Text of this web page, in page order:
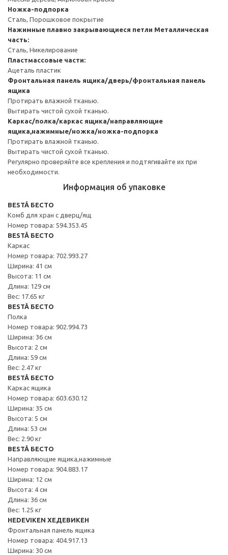
Ножка-подпорка
Сталь, Порошковое покрытие
Нажимные плавно закрывающиеся петли Металлическая
часть:
Сталь, Никелирование
Пластмассовые части:
Ацеталь пластик
Фронтальная панель ящика/дверь/фронтальная панель
ящика
Протирать влажной тканью.
Вытирать чистой сухой тканью.
Каркас/полка/каркас ящика/направляющие
ящика,нажимные/ножка/ножка-подпорка
Протирать влажной тканью.
Вытирать чистой сухой тканью.
Регулярно проверяйте все крепления и подтягивайте их при
необходимости.
Информация об упаковке
BESTÅ БЕСТО
Комб для хран с дверц/ящ
Номер товара: 594.353.45
BESTÅ БЕСТО
Каркас
Номер товара: 702.993.27
Ширина: 41 см
Высота: 11 см
Длина: 129 см
Вес: 17.65 кг
BESTÅ БЕСТО
Полка
Номер товара: 902.994.73
Ширина: 36 см
Высота: 2 см
Длина: 59 см
Вес: 2.47 кг
BESTÅ БЕСТО
Каркас ящика
Номер товара: 603.630.12
Ширина: 35 см
Высота: 5 см
Длина: 53 см
Вес: 2.90 кг
BESTÅ БЕСТО
Направляющие ящика,нажимные
Номер товара: 904.883.17
Ширина: 12 см
Высота: 4 см
Длина: 36 см
Вес: 1.25 кг
HEDEVIKEN ХЕДЕВИКЕН
Фронтальная панель ящика
Номер товара: 404.917.13
Ширина: 30 см